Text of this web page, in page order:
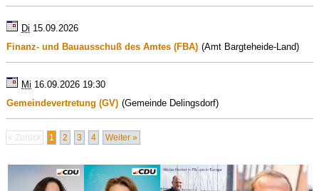
Di 15.09.2026
Finanz- und Bauausschuß des Amtes (FBA) (Amt Bargteheide-Land)
Mi 16.09.2026 19:30
Gemeindevertretung (GV) (Gemeinde Delingsdorf)
« Zurück 1 2 3 4 Weiter »